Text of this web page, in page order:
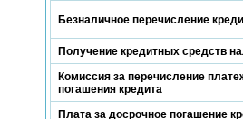
Безналичное перечисление
Получение кредитных средств
Комиссия за перечисление
погашения кредита
Плата за досрочное погашение